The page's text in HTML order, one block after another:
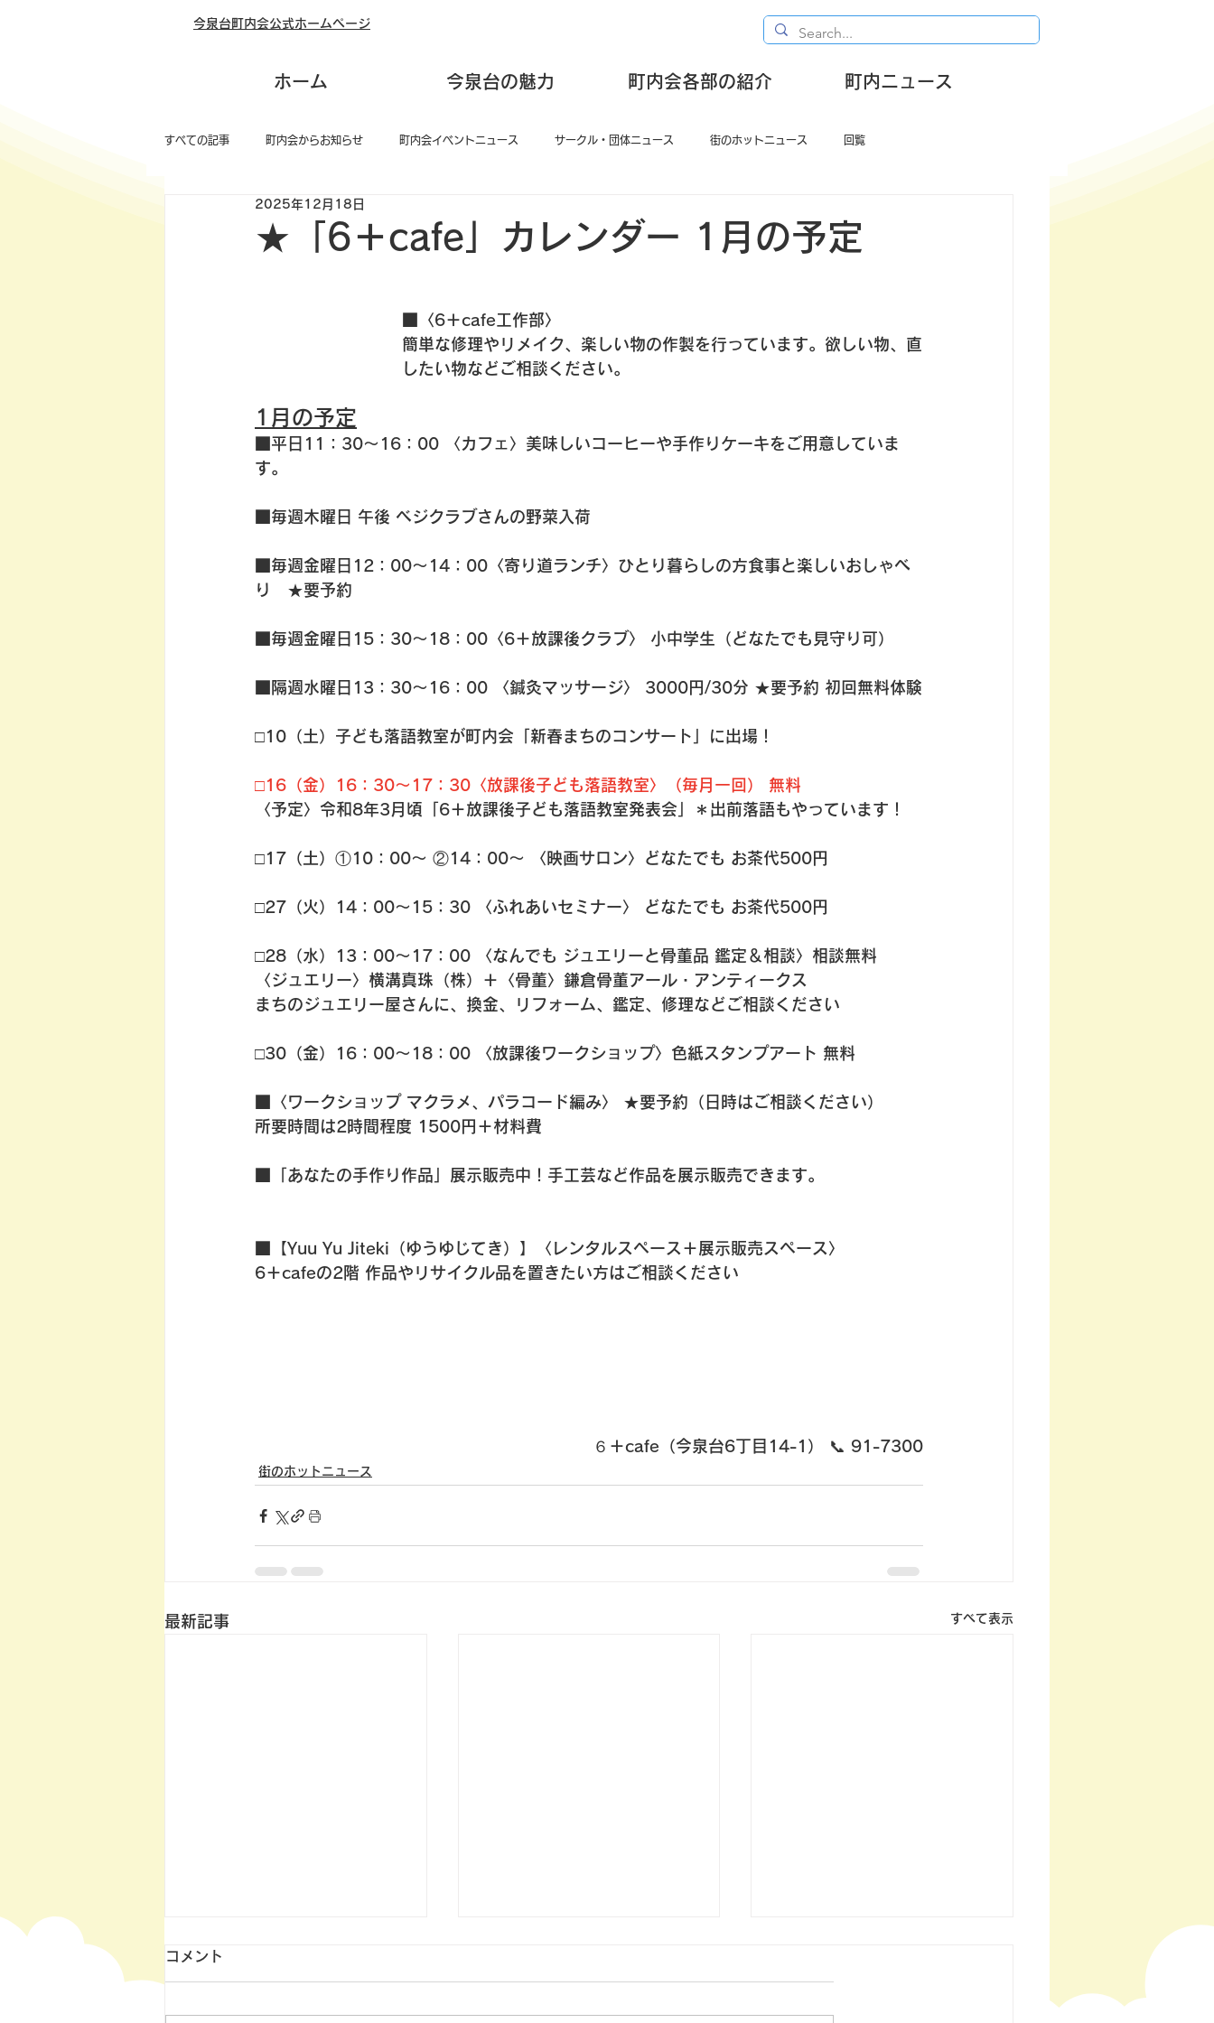
今泉台町内会公式ホームページ
ホーム 今泉台の魅力 町内会各部の紹介 町内ニュース
すべての記事 町内会からお知らせ 町内会イベントニュース サークル・団体ニュース 街のホットニュース 回覧
★「6＋cafe」カレンダー 1月の予定
2025年12月18日
■〈6＋cafe工作部〉
簡単な修理やリメイク、楽しい物の作製を行っています。欲しい物、直
したい物などご相談ください。
1月の予定
■平日11：30～16：00 〈カフェ〉美味しいコーヒーや手作りケーキをご用意していま
す。
■毎週木曜日 午後 ベジクラブさんの野菜入荷
■毎週金曜日12：00～14：00〈寄り道ランチ〉ひとり暮らしの方食事と楽しいおしゃべ
り   ★要予約
■毎週金曜日15：30～18：00〈6＋放課後クラブ〉 小中学生（どなたでも見守り可）
■隔週水曜日13：30～16：00 〈鍼灸マッサージ〉 3000円/30分 ★要予約 初回無料体験
□10（土）子ども落語教室が町内会「新春まちのコンサート」に出場！
□16（金）16：30～17：30〈放課後子ども落語教室〉（毎月一回） 無料
〈予定〉令和8年3月頃「6＋放課後子ども落語教室発表会」＊出前落語もやっています！
□17（土）①10：00～ ②14：00～ 〈映画サロン〉どなたでも お茶代500円
□27（火）14：00～15：30 〈ふれあいセミナー〉 どなたでも お茶代500円
□28（水）13：00～17：00 〈なんでも ジュエリーと骨董品 鑑定＆相談〉相談無料
〈ジュエリー〉横溝真珠（株）＋〈骨董〉鎌倉骨董アール・アンティークス
まちのジュエリー屋さんに、換金、リフォーム、鑑定、修理などご相談ください
□30（金）16：00～18：00 〈放課後ワークショップ〉色紙スタンプアート 無料
■〈ワークショップ マクラメ、パラコード編み〉 ★要予約（日時はご相談ください）
所要時間は2時間程度 1500円＋材料費
■「あなたの手作り作品」展示販売中！手工芸など作品を展示販売できます。
■【Yuu Yu Jiteki（ゆうゆじてき）】〈レンタルスペース＋展示販売スペース〉
6＋cafeの2階 作品やリサイクル品を置きたい方はご相談ください
６＋cafe（今泉台6丁目14-1） 📞 91-7300
街のホットニュース
最新記事 すべて表示
コメント